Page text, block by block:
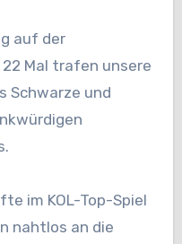
Mal trafen unsere
Schwarze und
im KOL-Top-Spiel
nahtlos an die